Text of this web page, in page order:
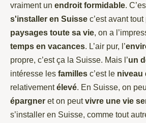
vraiment un endroit formidable.
s'installer en Suisse c’est avant
paysages toute sa vie, on a
temps en vacances. L’air pur, l’
propre, c’est ça la Suisse. Mais l’un
intéresse les familles c’est le niveau
relativementélevé. En Suisse, on
épargner et on peutvivre une vie
s’installer en Suisse, comme tout